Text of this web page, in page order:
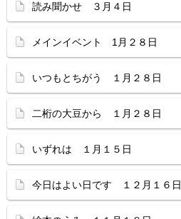
読み聞かせ ３月４日
メインイベント 1月２８日
いつもとちがう １月２８日
二桁の大豆から １月２８日
いずれは １月１５日
今日はよい日です １２月１６日